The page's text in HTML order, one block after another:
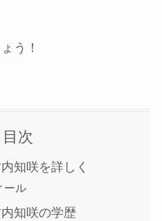
う！
目次
知咲を詳しく
ール
知咲の学歴